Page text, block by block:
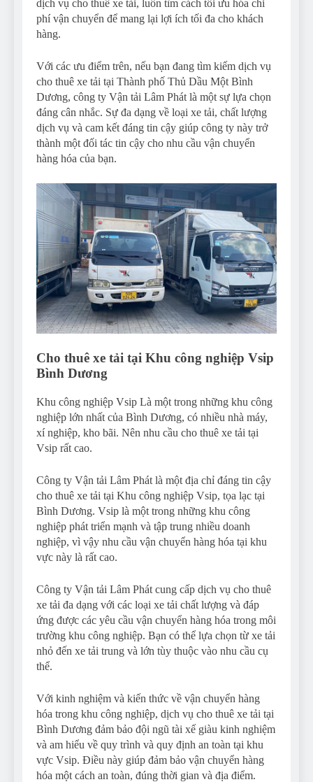
dịch vụ cho thuê xe tải, luôn tìm cách tối ưu hóa chi
phí vận chuyển để mang lại lợi ích tối đa cho khách
hàng.
Với các ưu điểm trên, nếu bạn đang tìm kiếm dịch vụ
cho thuê xe tải tại Thành phố Thủ Dầu Một Bình
Dương, công ty Vận tải Lâm Phát là một sự lựa chọn
đáng cân nhắc. Sự đa dạng về loại xe tải, chất lượng
dịch vụ và cam kết đáng tin cậy giúp công ty này trở
thành một đối tác tin cậy cho nhu cầu vận chuyển
hàng hóa của bạn.
Cho thuê xe tải tại Khu công nghiệp Vsip
Bình Dương
Khu công nghiệp Vsip Là một trong những khu công
nghiệp lớn nhất của Bình Dương, có nhiều nhà máy,
xí nghiệp, kho bãi. Nên nhu cầu cho thuê xe tải tại
Vsip rất cao.
Công ty Vận tải Lâm Phát là một địa chỉ đáng tin cậy
cho thuê xe tải tại Khu công nghiệp Vsip, tọa lạc tại
Bình Dương. Vsip là một trong những khu công
nghiệp phát triển mạnh và tập trung nhiều doanh
nghiệp, vì vậy nhu cầu vận chuyển hàng hóa tại khu
vực này là rất cao.
Công ty Vận tải Lâm Phát cung cấp dịch vụ cho thuê
xe tải đa dạng với các loại xe tải chất lượng và đáp
ứng được các yêu cầu vận chuyển hàng hóa trong môi
trường khu công nghiệp. Bạn có thể lựa chọn từ xe tải
nhỏ đến xe tải trung và lớn tùy thuộc vào nhu cầu cụ
thể.
Với kinh nghiệm và kiến thức về vận chuyển hàng
hóa trong khu công nghiệp, dịch vụ cho thuê xe tải tại
Bình Dương đảm bảo đội ngũ tài xế giàu kinh nghiệm
và am hiểu về quy trình và quy định an toàn tại khu
vực Vsip. Điều này giúp đảm bảo vận chuyển hàng
hóa một cách an toàn, đúng thời gian và địa điểm.